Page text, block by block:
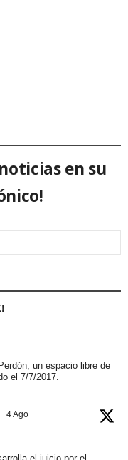
en su
un espacio libre de
el 7/7/2017.
4 Ago